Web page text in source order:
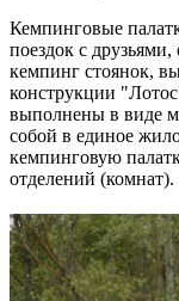
Кемпинговые
поездок с
кемпинг стоянок,
конструкции
выполнены в виде
собой в единое
кемпинговую
отделений (комнат).